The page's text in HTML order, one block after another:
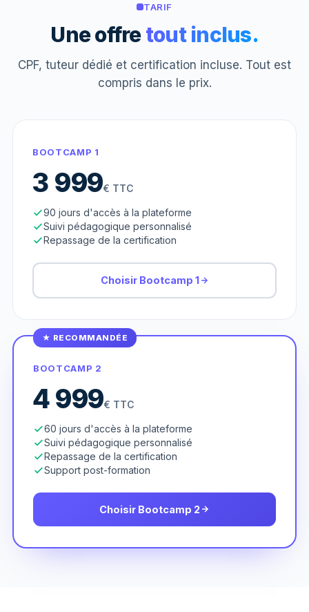
TARIF
Une offretout inclus.
CPF, tuteur dédié et certification incluse. Tout est
compris dans le prix.
BOOTCAMP 1
3 999€ TTC
90 jours d'accès à la plateforme
Suivi pédagogique personnalisé
Repassage de la certification
Choisir Bootcamp 1
★ RECOMMANDÉE
BOOTCAMP 2
4 999€ TTC
60 jours d'accès à la plateforme
Suivi pédagogique personnalisé
Repassage de la certification
Support post-formation
Choisir Bootcamp 2